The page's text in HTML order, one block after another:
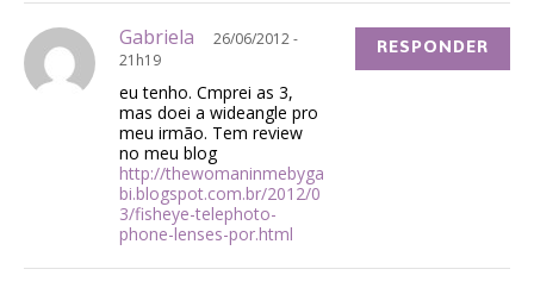
Gabriela
26/06/2012 -
21h19
eu tenho. Cmprei as 3,
mas doei a wideangle pro
meu irmão. Tem review
no meu blog
http://thewomaninmebyga
bi.blogspot.com.br/2012/0
3/fisheye-telephoto-
phone-lenses-por.html
RESPONDER